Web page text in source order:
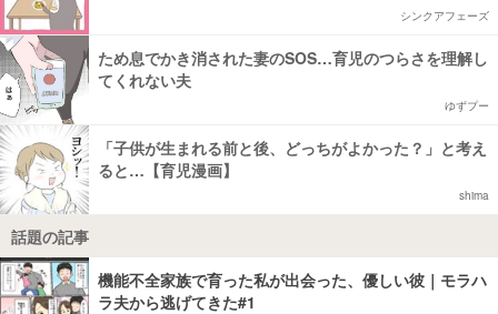
シンクアフェーズ
ため息でかき消された妻のSOS…育児のつらさを理解し
てくれない夫
ゆずプー
「子供が生まれる前と後、どっちがよかった？」と考え
ると…【育児漫画】
shima
話題の記事
機能不全家族で育った私が出会った、優しい彼｜モラハ
ラ夫から逃げてきた#1